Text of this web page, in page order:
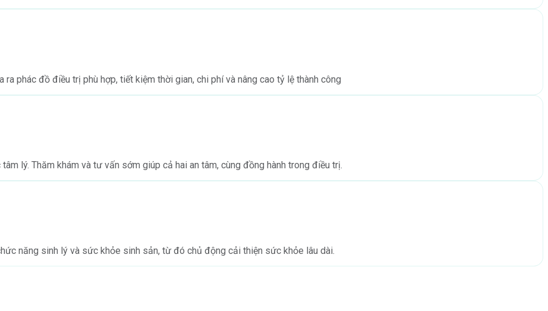
phác đồ điều trị phù hợp, tiết kiệm thời gian, chi phí và nâng cao tỷ lệ thành công
lý. Thăm khám và tư vấn sớm giúp cả hai an tâm, cùng đồng hành trong điều trị.
năng sinh lý và sức khỏe sinh sản, từ đó chủ động cải thiện sức khỏe lâu dài.